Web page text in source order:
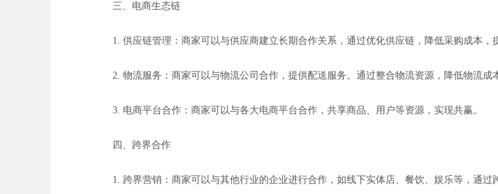
三、电商生态链
1. 供应链管理：商家可以与供应商建立长期合作关系，通过优化供应链，降低采购成本，
2. 物流服务：商家可以与物流公司合作，提供配送服务。通过整合物流资源，降低物流成
3. 电商平台合作：商家可以与各大电商平台合作，共享商品、用户等资源，实现共赢。
四、跨界合作
1. 跨界营销：商家可以与其他行业的企业进行合作，如线下实体店、餐饮、娱乐等，通过